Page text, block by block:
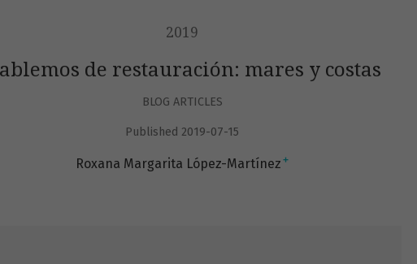
2019
de restauración: mares y costas
BLOG ARTICLES
Published 2019-07-15
Roxana Margarita López-Martínez +